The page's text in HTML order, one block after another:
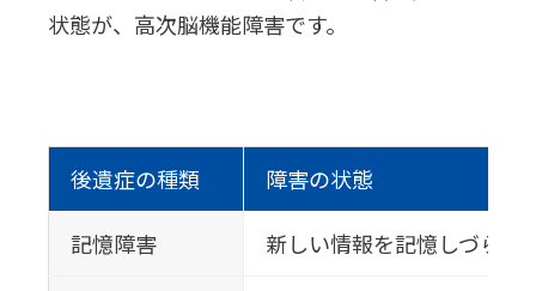
状態が、高次脳機能障害です。
後遺症の種類 障害の状態
記憶障害 新しい情報を記憶しづらく